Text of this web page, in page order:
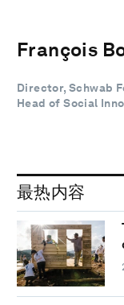
François
Director, Schwab
Head of Social
最热内容